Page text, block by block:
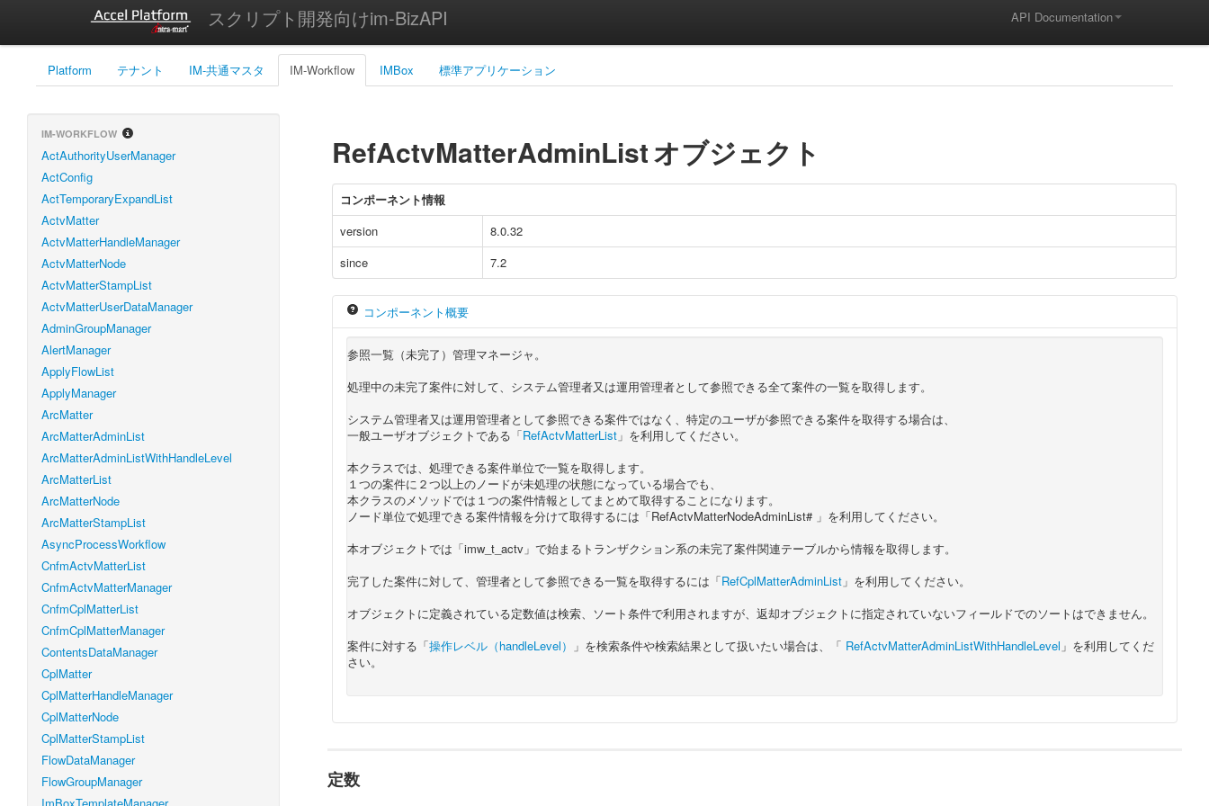
スクリプト開発向けim-BizAPI API Documentation
Platform テナント IM-共通マスタ IM-Workflow IMBox 標準アプリケーション
IM-WORKFLOW
ActAuthorityUserManager
ActConfig
ActTemporaryExpandList
ActvMatter
ActvMatterHandleManager
ActvMatterNode
ActvMatterStampList
ActvMatterUserDataManager
AdminGroupManager
AlertManager
ApplyFlowList
ApplyManager
ArcMatter
ArcMatterAdminList
ArcMatterAdminListWithHandleLevel
ArcMatterList
ArcMatterNode
ArcMatterStampList
AsyncProcessWorkflow
CnfmActvMatterList
CnfmActvMatterManager
CnfmCplMatterList
CnfmCplMatterManager
ContentsDataManager
CplMatter
CplMatterHandleManager
CplMatterNode
CplMatterStampList
FlowDataManager
FlowGroupManager
RefActvMatterAdminListオブジェクト
コンポーネント情報
version
8.0.32
since
7.2
コンポーネント概要
参照一覧（未完了）管理マネージャ。
処理中の未完了案件に対して、システム管理者又は運用管理者として参照できる全て案件の一覧を取得します。
システム管理者又は運用管理者として参照できる案件ではなく、特定のユーザが参照できる案件を取得する場合は、
一般ユーザオブジェクトである「RefActvMatterList 」を利用してください。
本クラスでは、処理できる案件単位で一覧を取得します。
１つの案件に２つ以上のノードが未処理の状態になっている場合でも、
本クラスのメソッドでは１つの案件情報としてまとめて取得することになります。
ノード単位で処理できる案件情報を分けて取得するには「RefActvMatterNodeAdminList# 」を利用してください。
本オブジェクトでは「imw_t_actv」で始まるトランザクション系の未完了案件関連テーブルから情報を取得します。
完了した案件に対して、管理者として参照できる一覧を取得するには「RefCplMatterAdminList 」を利用してください。
オブジェクトに定義されている定数値は検索、ソート条件で利用されますが、返却オブジェクトに指定されていないフィールドでのソートはできません。
案件に対する「操作レベル（handleLevel） 」を検索条件や検索結果として扱いたい場合は、「 RefActvMatterAdminListWithHandleLevel 」を利用してくだ
さい。
定数